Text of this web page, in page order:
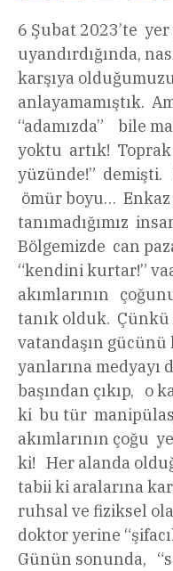
6 Şubat 2023’te
uyandırdığında,
karşıya
anlayamamıştık.
“adamızda” bile
yoktu artık! Toprak
yüzünde!” demişti.
ömür boyu… Enkaz
tanımadığımız
Bölgemizde can
“kendini kurtar!”
akımlarının
tanık olduk.
vatandaşın
yanlarına medyayı
başından çıkıp, o
ki bu tür
akımlarının çoğu
ki! Her alanda
tabii ki aralarına
ruhsal ve fiziksel
doktor yerine
Günün sonunda,